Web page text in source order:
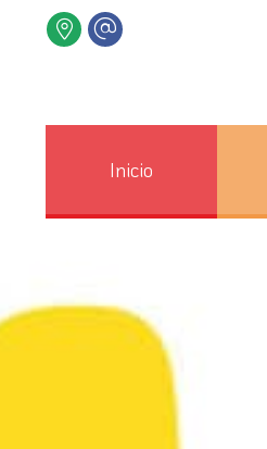
Inicio